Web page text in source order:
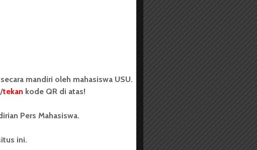
mandiri oleh mahasiswa USU.
tekan kode QR di atas!
Pers Mahasiswa.
ini.